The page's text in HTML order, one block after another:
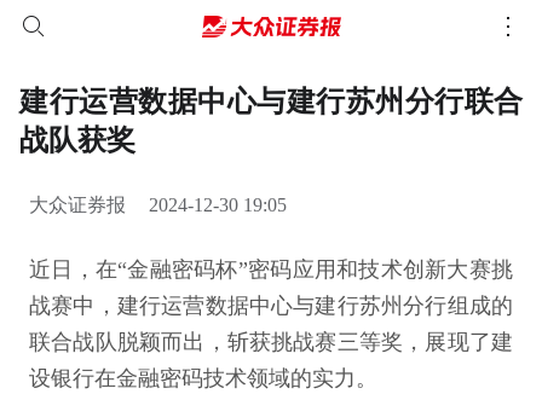
建行运营数据中心与建行苏州分行联合
战队获奖
大众证券报 2024-12-30 19:05
近日，在“金融密码杯”密码应用和技术创新大赛挑
战赛中，建行运营数据中心与建行苏州分行组成的
联合战队脱颖而出，斩获挑战赛三等奖，展现了建
设银行在金融密码技术领域的实力。